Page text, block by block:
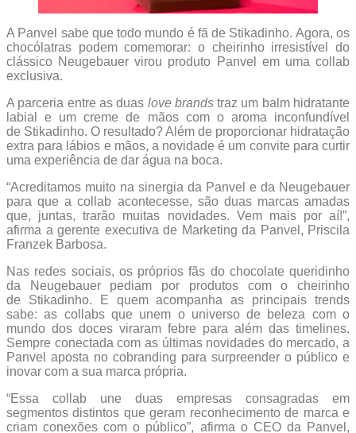
A Panvel sabe que todo mundo é fã de Stikadinho. Agora, os
chocólatras podem comemorar: o cheirinho irresistível do
clássico Neugebauer virou produto Panvel em uma collab
exclusiva.
A parceria entre as duas love brandstraz um balm hidratante
labial e um creme de mãos com o aroma inconfundível
de Stikadinho. O resultado? Além de proporcionar hidratação
extra para lábios e mãos, a novidade é um convite para curtir
uma experiência de dar água na boca.
“Acreditamos muito na sinergia da Panvel e da Neugebauer
para que a collab acontecesse, são duas marcas amadas
que, juntas, trarão muitas novidades. Vem mais por aí!”,
afirma a gerente executiva de Marketing da Panvel, Priscila
Franzek Barbosa.
Nas redes sociais, os próprios fãs do chocolate queridinho
da Neugebauer pediam por produtos com o cheirinho
de Stikadinho. E quem acompanha as principais trends
sabe: as collabs que unem o universo de beleza com o
mundo dos doces viraram febre para além das timelines.
Sempre conectada com as últimas novidades do mercado, a
Panvel aposta no cobranding para surpreender o público e
inovar com a sua marca própria.
“Essa collab une duas empresas consagradas em
segmentos distintos que geram reconhecimento de marca e
criam conexões com o público”, afirma o CEO da Panvel,